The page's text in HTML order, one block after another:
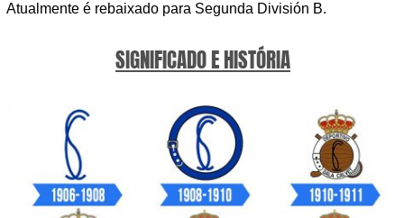
Atualmente é rebaixado para Segunda División B.
SIGNIFICADO E HISTÓRIA